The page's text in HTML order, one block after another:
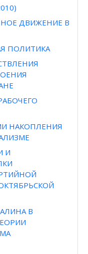
ДВИЖЕНИЕ В
ПОЛИТИКА
НАКОПЛЕНИЯ
И
В